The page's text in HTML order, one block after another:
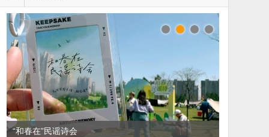
“和春在”民谣诗会
读家书单：悦读，散散班味